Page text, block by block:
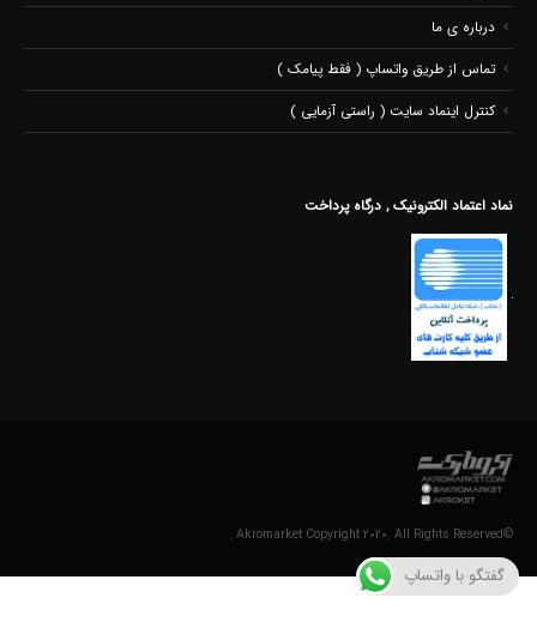
درباره ی ما
تماس از طریق واتساپ ( فقط پیامک )
کنترل اینماد سایت ( راستی آزمایی )
نماد اعتماد الکترونیک , درگاه پرداخت
©Akromarket Copyright 2020. All Rights Reserved .
گفتگو با واتساپ